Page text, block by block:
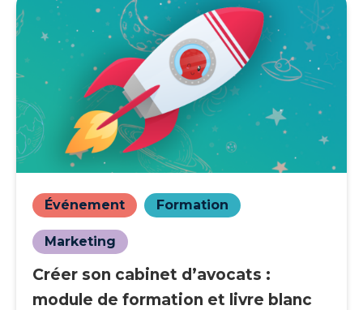
Événement Formation
Marketing
Créer son cabinet d’avocats :
module de formation et livre blanc